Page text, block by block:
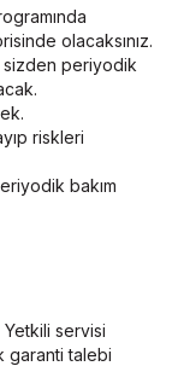
olacaksınız.
sizden periyodik
riskleri
bakım
Yetkili servisi
garanti talebi